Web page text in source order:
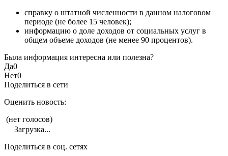
справку о штатной численности в данном налоговом
периоде (не более 15 человек);
информацию о доле доходов от социальных услуг в
общем объеме доходов (не менее 90 процентов).
Была информация интересна или полезна?
Да0
Нет0
Поделиться в сети
Оценить новость:
(нет голосов)
Загрузка...
Поделиться в соц. сетях